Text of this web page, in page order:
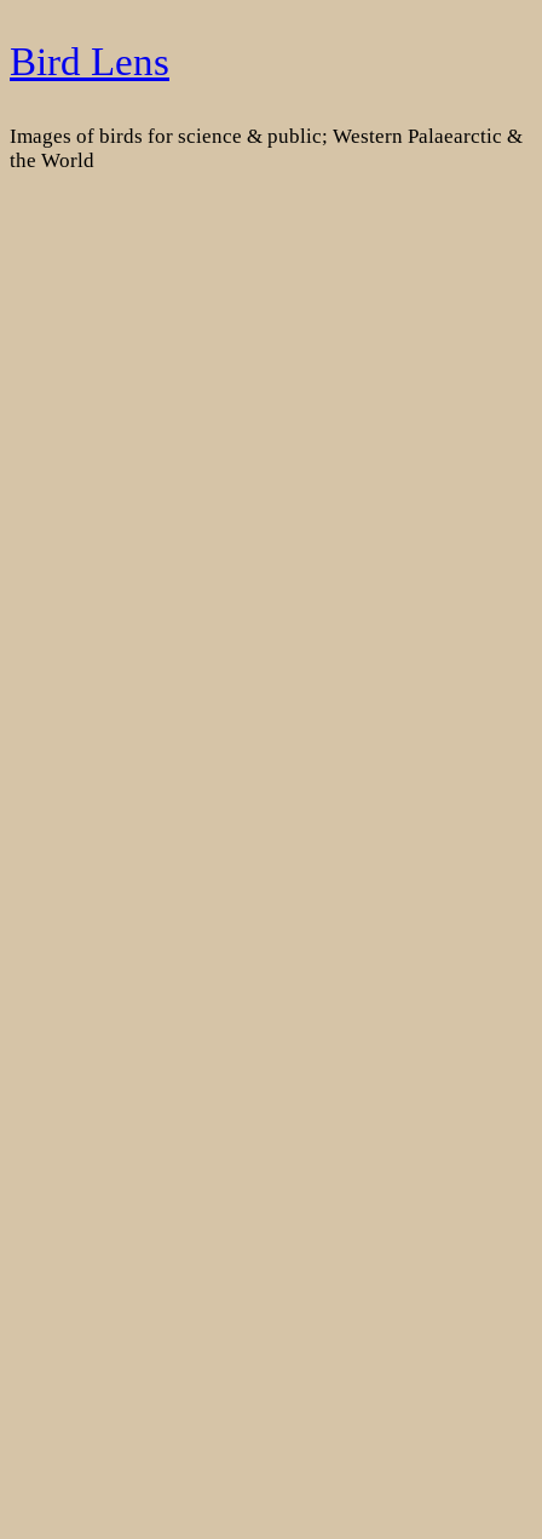
Skip
to
Bird Lens
Images of birds for science & public; Western Palaearctic &
the World